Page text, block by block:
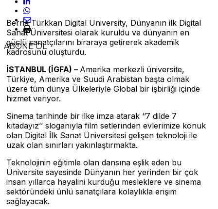
ABONE OL
Berna Türkkan Digital University, Dünyanın ilk Digital
Sanat Üniversitesi olarak kuruldu ve dünyanın en
güçlü sanatçılarını biraraya getirerek akademik
kadrosunu oluşturdu.
İSTANBUL (İGFA) – Amerika merkezli üniversite,
Türkiye, Amerika ve Suudi Arabistan başta olmak
üzere tüm dünya Ülkeleriyle Global bir işbirliği içinde
hizmet veriyor.
Sinema tarihinde bir ilke imza atarak ‘’7 dilde 7
kıtadayız’’ sloganıyla film setlerinden evlerimize konuk
olan Digital İlk Sanat Üniversitesi gelişen teknoloji ile
uzak olan sınırları yakınlaştırmakta.
Teknolojinin eğitimle olan dansına eşlik eden bu
Üniversite sayesinde Dünyanın her yerinden bir çok
insan yıllarca hayalini kurduğu mesleklere ve sinema
sektöründeki ünlü sanatçılara kolaylıkla erişim
sağlayacak.